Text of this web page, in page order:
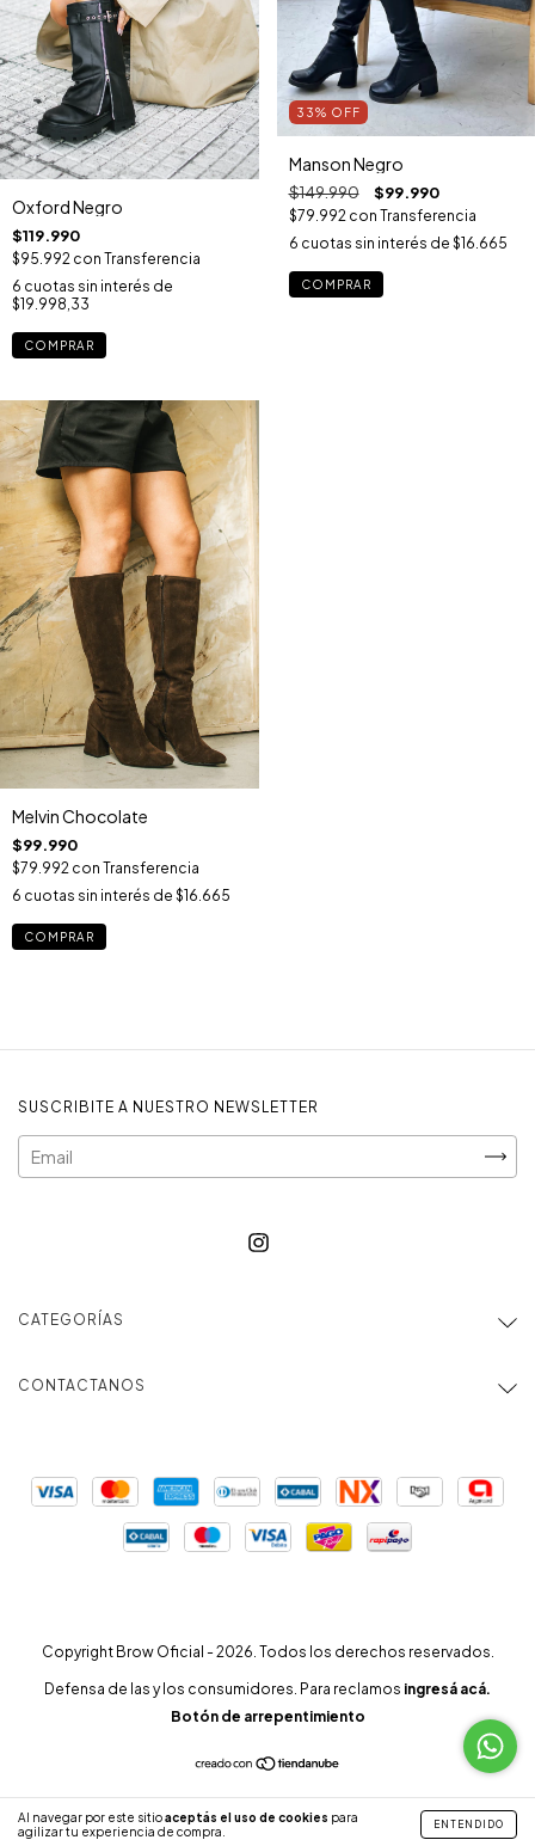
Al navegar por este sitioaceptás el uso de cookies para
agilizar tu experiencia de compra.
ENTENDIDO
Oxford Negro
$119.990
$95.992 con Transferencia
6 cuotas sin interés de
$19.998,33
COMPRAR
33% OFF
Manson Negro
$149.990 $99.990
$79.992 con Transferencia
6 cuotas sin interés de $16.665
COMPRAR
Melvin Chocolate
$99.990
$79.992 con Transferencia
6 cuotas sin interés de $16.665
COMPRAR
SUSCRIBITE A NUESTRO NEWSLETTER
CATEGORÍAS
CONTACTANOS
Copyright Brow Oficial - 2026. Todos los derechos reservados.
Defensa de las y los consumidores. Para reclamos ingresá acá.
Botón de arrepentimiento